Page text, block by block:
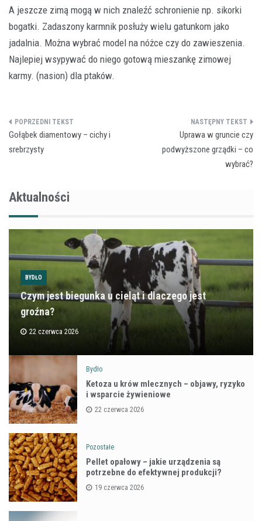
A jeszcze zimą mogą w nich znaleźć schronienie np. sikorki
bogatki. Zadaszony karmnik posłuży wielu gatunkom jako
jadalnia. Można wybrać model na nóżce czy do zawieszenia.
Najlepiej wsypywać do niego gotową mieszankę zimowej
karmy. (nasion) dla ptaków.
Nawigacja
wpisu
Gołąbek diamentowy – cichy i
srebrzysty
Uprawa w gruncie czy
podwyższone grządki – co
wybrać?
Aktualności
BYDŁO
Czym jest biegunka u cieląt i dlaczego jest
groźna?
22 czerwca 2026
Bydło
Ketoza u krów mlecznych – objawy, ryzyko
i wsparcie żywieniowe
22 czerwca 2026
Pozostałe
Pellet opałowy – jakie urządzenia są
potrzebne do efektywnej produkcji?
19 czerwca 2026